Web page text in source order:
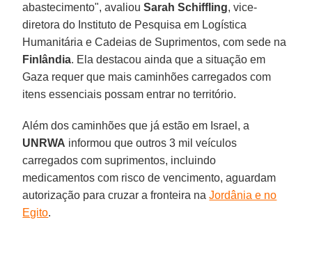
abastecimento", avaliouSarah Schiffling, vice-
diretora do Instituto de Pesquisa em Logística
Humanitária e Cadeias de Suprimentos, com sede na
Finlândia. Ela destacou ainda que a situação em
Gaza requer que mais caminhões carregados com
itens essenciais possam entrar no território.
Além dos caminhões que já estão em Israel, a
UNRWA informou que outros 3 mil veículos
carregados com suprimentos, incluindo
medicamentos com risco de vencimento, aguardam
autorização para cruzar a fronteira naJordânia e no
Egito.